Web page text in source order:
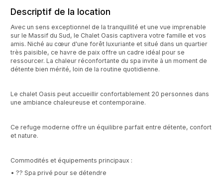
Descriptif de la location
Avec un sens exceptionnel de la tranquillité et une vue imprenable
sur le Massif du Sud, le Chalet Oasis captivera votre famille et vos
amis. Niché au cœur d'une forêt luxuriante et situé dans un quartier
très paisible, ce havre de paix offre un cadre idéal pour se
ressourcer. La chaleur réconfortante du spa invite à un moment de
détente bien mérité, loin de la routine quotidienne.
Le chalet Oasis peut accueillir confortablement 20 personnes dans
une ambiance chaleureuse et contemporaine.
Ce refuge moderne offre un équilibre parfait entre détente, confort
et nature.
Commodités et équipements principaux :
• ?? Spa privé pour se détendre